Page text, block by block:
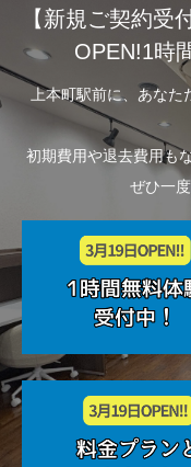
【新規ご契約受
OPEN!1時
上本町駅前に、あな
初期費用や退去費用も
ぜひ一